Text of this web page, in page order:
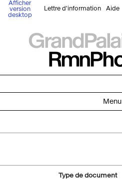
Afficher
version
desktop
Lettre d'information Aide
Menu
Type de document